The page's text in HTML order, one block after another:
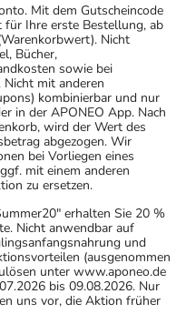
Mit dem Gutscheincode
für Ihre erste Bestellung, ab
Nicht
Bücher,
sowie bei
mit anderen
kombinierbar und nur
in der APONEO App. Nach
wird der Wert des
abgezogen. Wir
bei Vorliegen eines
mit einem anderen
zu ersetzen.
erhalten Sie 20 %
Nicht anwendbar auf
und
(ausgenommen
unter www.aponeo.de
bis 09.08.2026. Nur
uns vor, die Aktion früher